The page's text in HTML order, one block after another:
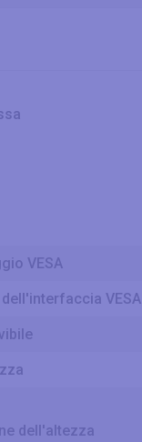
VESA
VESA
dell'altezza